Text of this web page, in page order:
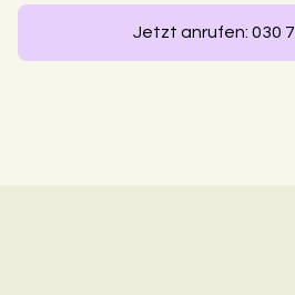
Jetzt anrufen: 030